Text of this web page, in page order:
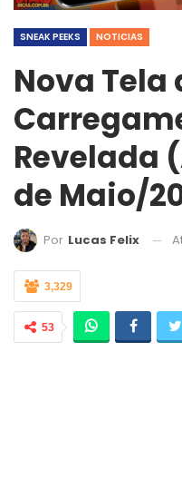
SNEAK PEEKS NOTICIAS
Nova Tela
Revelada
de Maio/
Por Lucas Felix
3,329
53